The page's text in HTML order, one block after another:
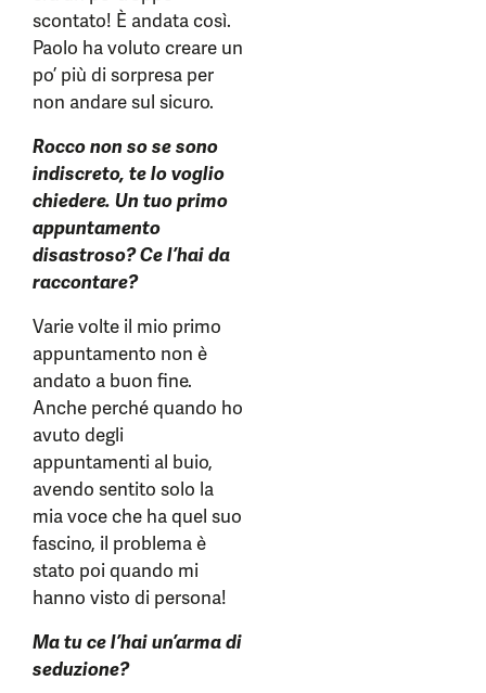
scontato! È andata così.
Paolo ha voluto creare un
po’ più di sorpresa per
non andare sul sicuro.
Rocco non so se sono
indiscreto, te lo voglio
chiedere. Un tuo primo
appuntamento
disastroso? Ce l’hai da
raccontare?
Varie volte il mio primo
appuntamento non è
andato a buon fine.
Anche perché quando ho
avuto degli
appuntamenti al buio,
avendo sentito solo la
mia voce che ha quel suo
fascino, il problema è
stato poi quando mi
hanno visto di persona!
Ma tu ce l’hai un’arma di
seduzione?